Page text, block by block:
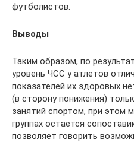
футболистов.
Выводы
Таким образом, по
уровень ЧСС у атлетов
показателей их здоровых
(в сторону понижения)
занятий спортом, при этом
группах остается
позволяет говорить